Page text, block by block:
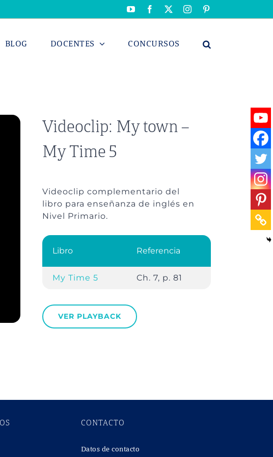
YouTubeFacebook Instagram
BLOG DOCENTES CONCURSOS
Videoclip: My town –
My Time 5
Videoclip complementario del
libro para enseñanza de inglés en
Nivel Primario.
Libro Referencia
My Time 5 Ch. 7, p. 81
VER PLAYBACK
CONTACTO
Datos de contacto